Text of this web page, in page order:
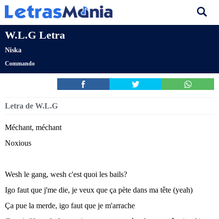
W.L.G Letra
Niska
Commando
Letra de W.L.G
Méchant, méchant
Noxious
Wesh le gang, wesh c'est quoi les bails?
Igo faut que j'me die, je veux que ça pète dans ma tête (yeah)
Ça pue la merde, igo faut que je m'arrache